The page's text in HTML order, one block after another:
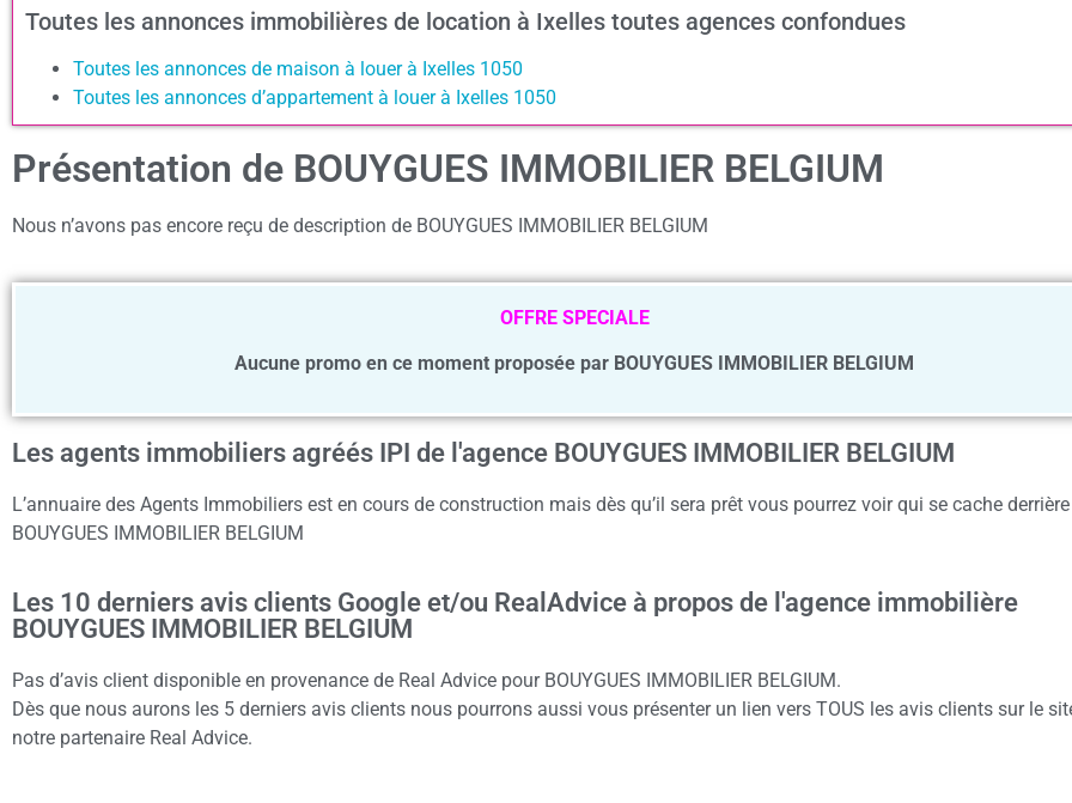
Toutes les annonces immobilières de location à Ixelles toutes agences confondues
Toutes les annonces de maison à louer à Ixelles 1050
Toutes les annonces d’appartement à louer à Ixelles 1050
Présentation de BOUYGUES IMMOBILIER BELGIUM
Nous n’avons pas encore reçu de description de BOUYGUES IMMOBILIER BELGIUM
OFFRE SPECIALE
Aucune promo en ce moment proposée par BOUYGUES IMMOBILIER BELGIUM
Les agents immobiliers agréés IPI de l'agence BOUYGUES IMMOBILIER BELGIUM
L’annuaire des Agents Immobiliers est en cours de construction mais dès qu’il sera prêt vous pourrez voir qui se cache derrière
BOUYGUES IMMOBILIER BELGIUM
Les 10 derniers avis clients Google et/ou RealAdvice à propos de l'agence immobilière
BOUYGUES IMMOBILIER BELGIUM
Pas d’avis client disponible en provenance de Real Advice pour BOUYGUES IMMOBILIER BELGIUM.
Dès que nous aurons les 5 derniers avis clients nous pourrons aussi vous présenter un lien vers TOUS les avis clients sur le
notre partenaire Real Advice.